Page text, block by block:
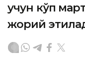
учун кўп
жорий